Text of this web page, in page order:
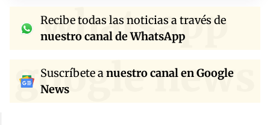
whatsapp
Recibe todas las noticias a través de
nuestro canal de WhatsApp
google news
Suscríbete anuestro canal en Google
News